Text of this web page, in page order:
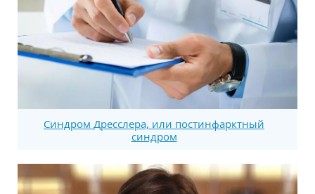
Синдром Дресслера, или постинфарктный
синдром